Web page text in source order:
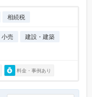
相続税
小売
建設・建築
料金・事例あり